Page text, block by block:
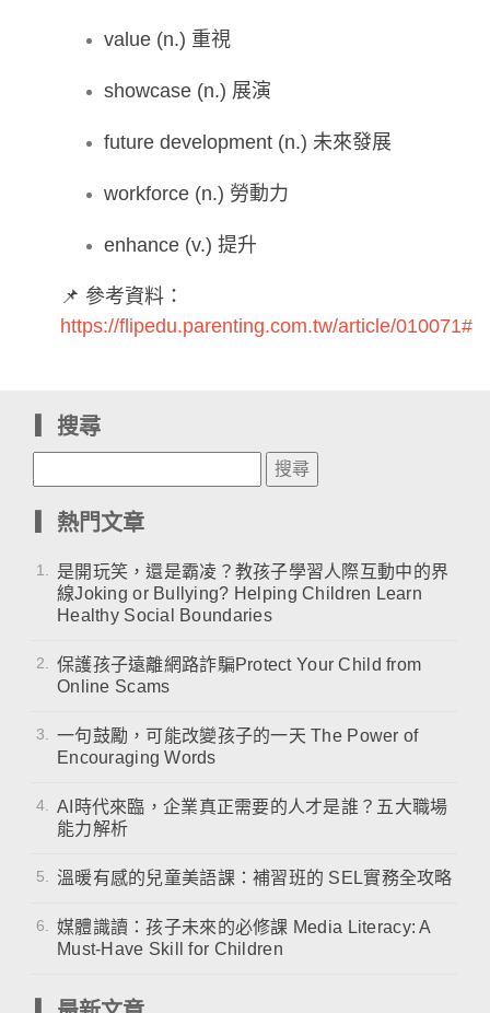
value (n.) 重視
showcase (n.) 展演
future development (n.) 未來發展
workforce (n.) 勞動力
enhance (v.) 提升
📌 參考資料：
https://flipedu.parenting.com.tw/article/010071#
▎搜尋
▎熱門文章
1.
是開玩笑，還是霸凌？教孩子學習人際互動中的界
線Joking or Bullying? Helping Children Learn
Healthy Social Boundaries
2.
保護孩子遠離網路詐騙Protect Your Child from
Online Scams
3.
一句鼓勵，可能改變孩子的一天 The Power of
Encouraging Words
4.
AI時代來臨，企業真正需要的人才是誰？五大職場
能力解析
5. 溫暖有感的兒童美語課：補習班的 SEL實務全攻略
6.
媒體識讀：孩子未來的必修課 Media Literacy: A
Must-Have Skill for Children